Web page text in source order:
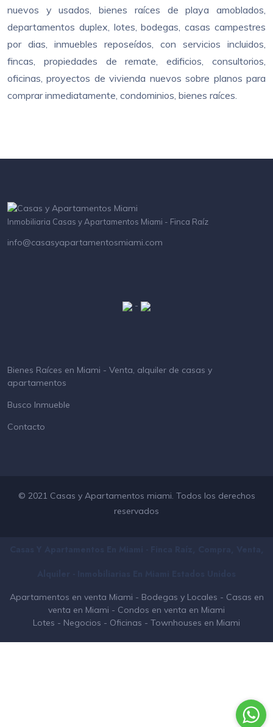
nuevos y usados, bienes raíces de playa amoblados,
departamentos duplex, lotes, bodegas, casas campestres
por dias, inmuebles reposeídos, con servicios incluidos,
fincas, propiedades de remate, edificios, consultorios,
oficinas, proyectos de vivienda nuevos sobre planos para
comprar inmediatamente, condominios, bienes raíces.
Inmobiliaria Casas y Apartamentos Miami - Finca Raíz
info@casasyapartamentosmiami.com
-
Bienes Raíces en Miami - Venta, alquiler de casas y
apartamentos
Busco Inmueble
Contacto
© 2021 Casas y Apartamentos miami. Todos los derechos
reservados
Apartamentos en venta Miami - Bodegas y Locales - Casas en
venta en Miami - Condos en venta en Miami
Lotes - Negocios - Oficinas - Townhouses en Miami